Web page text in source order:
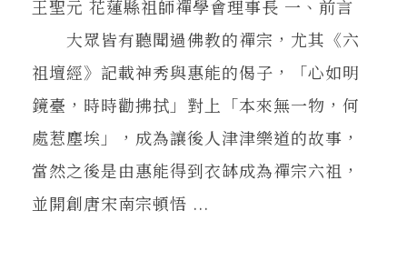
王聖元 花蓮縣祖師禪學會理事長 一、前言
大眾皆有聽聞過佛教的禪宗，尤其《六
祖壇經》記載神秀與惠能的偈子，「心如明
鏡臺，時時勸拂拭」對上「本來無一物，何
處惹塵埃」，成為讓後人津津樂道的故事，
當然之後是由惠能得到衣缽成為禪宗六祖，
並開創唐宋南宗頓悟 ...